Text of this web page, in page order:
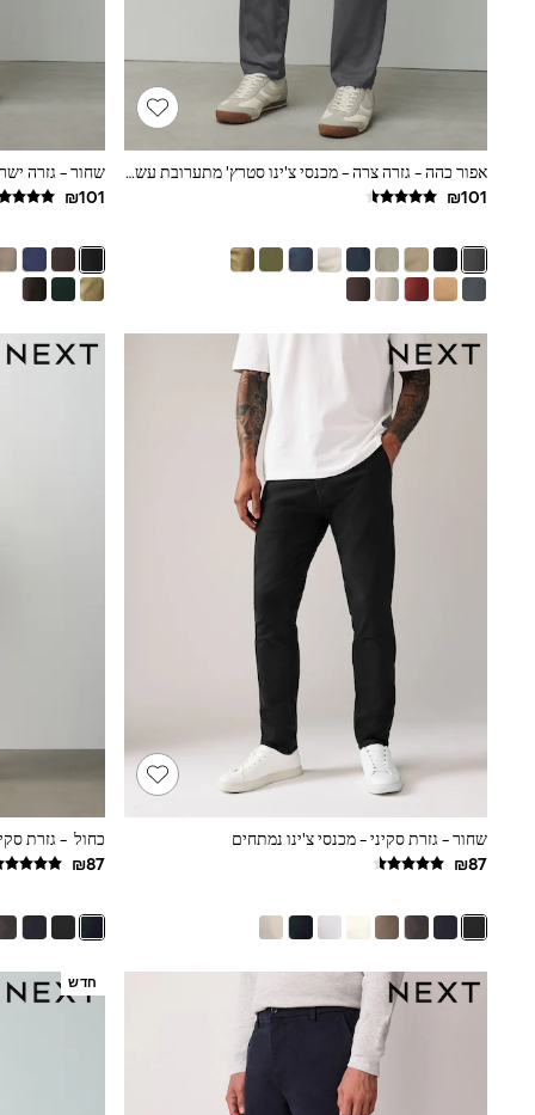
Puffers
Raincoats
Shackets
T-Shirts
Leggings
Pants
Underwear
Footwear
Multipack T-Shirts
Multipack Sleepsuits
Multipack Socks & Tights
All Underwear
New In
Pyjamas
Thermals
Sleepsuits
Socks & Tights
All T-Shirts
Long Sleeve
Short Sleeve
Printed T-Shirts
Plain T-Shirts
Multipacks
Top & Short Sets
Top & Legging Sets
Dungaree Sets
Tracksuits
Shop All
Angel & Rocket
Monsoon
Baker by Ted Baker
Lipsy
River Island
JoJo Maman Bebe
adidas
Bluey
Paw Patrol
Lilo & Stitch
Dresses
All Bags & Accessories
אפור כהה - גזרה צרה - מכנסי צ'ינו סטרץ' מתערובת עשירה בכותנה
שחור - גזרת סקיני - מכנסי צ'ינו נמתחים
כחול - גזרת
חדש